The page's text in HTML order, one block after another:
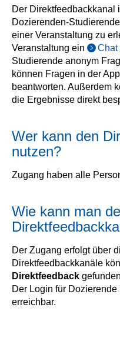
Der Direktfeedbackkanal
Dozierenden-
einer Veranstaltung zu
Veranstaltung ein
Chat
Studierende anonym
können Fragen in der
beantworten. Außerdem
die Ergebnisse direkt
Wer kann den
nutzen?
Zugang haben alle
Wie kann man
Der Zugang erfolgt über
Direktfeedbackkanäle
Direktfeedback
Der Login für Dozierende
erreichbar.